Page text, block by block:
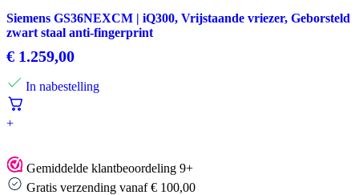
Siemens GS36NEXCM | iQ300, Vrijstaande vriezer, Geborsteld
zwart staal anti-fingerprint
€ 1.259,00
In nabestelling
+
Gemiddelde klantbeoordeling 9+
Gratis verzending vanaf € 100,00